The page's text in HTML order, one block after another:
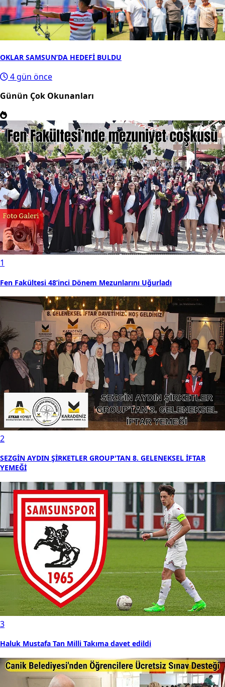
OKLAR SAMSUN’DA HEDEFİ BULDU
4 gün önce
Günün Çok Okunanları
1
Fen Fakültesi 48’inci Dönem Mezunlarını Uğurladı
2
SEZGİN AYDIN ŞİRKETLER GROUP'TAN 8. GELENEKSEL İFTAR
YEMEĞİ
3
Haluk Mustafa Tan Milli Takıma davet edildi